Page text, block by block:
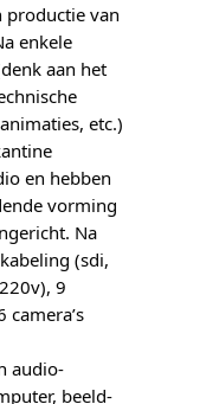
productie van
enkele
aan het
etc.)
en hebben
vorming
Na
(sdi,
9
camera’s
audio-
beeld-